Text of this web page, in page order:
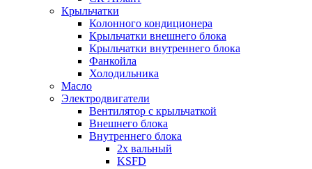
Крыльчатки
Колонного кондиционера
Крыльчатки внешнего блока
Крыльчатки внутреннего блока
Фанкойла
Холодильника
Масло
Электродвигатели
Вентилятор с крыльчаткой
Внешнего блока
Внутреннего блока
2х вальный
KSFD